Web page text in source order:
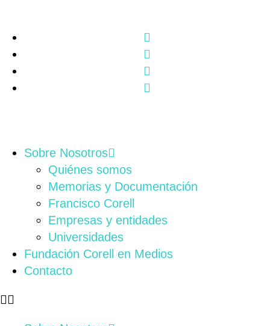
Sobre Nosotros
Quiénes somos
Memorias y Documentación
Francisco Corell
Empresas y entidades
Universidades
Fundación Corell en Medios
Contacto